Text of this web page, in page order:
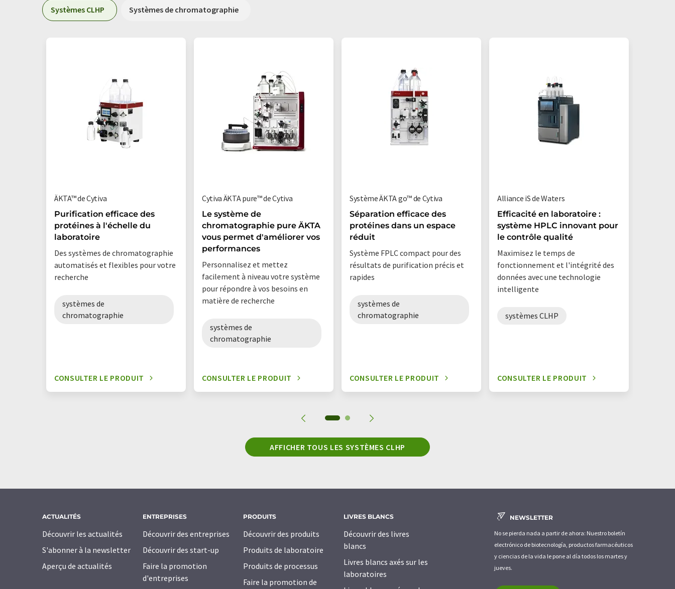
Systèmes CLHP Systèmes de chromatographie
ÄKTA™ de Cytiva
Purification efficace des
protéines à l'échelle du
laboratoire
Des systèmes de chromatographie
automatisés et flexibles pour votre
recherche
systèmes de
chromatographie
CONSULTER LE PRODUIT
Cytiva ÄKTA pure™ de Cytiva
Le système de
chromatographie pure ÄKTA
vous permet d'améliorer vos
performances
Personnalisez et mettez
facilement à niveau votre système
pour répondre à vos besoins en
matière de recherche
systèmes de
chromatographie
CONSULTER LE PRODUIT
Système ÄKTA go™ de Cytiva
Séparation efficace des
protéines dans un espace
réduit
Système FPLC compact pour des
résultats de purification précis et
rapides
systèmes de
chromatographie
CONSULTER LE PRODUIT
Alliance iS de Waters
Efficacité en laboratoire :
système HPLC innovant pour
le contrôle qualité
Maximisez le temps de
fonctionnement et l'intégrité des
données avec une technologie
intelligente
systèmes CLHP
CONSULTER LE PRODUIT
AFFICHER TOUS LES SYSTÈMES CLHP
ACTUALITÉS
Découvrir les actualités
S'abonner à la newsletter
Aperçu de actualités
ENTREPRISES
Découvrir des entreprises
Découvrir des start-up
Faire la promotion
d'entreprises
PRODUITS
Découvrir des produits
Produits de laboratoire
Produits de processus
Faire la promotion de
LIVRES BLANCS
Découvrir des livres
blancs
Livres blancs axés sur les
laboratoires
NEWSLETTER
No se pierda nada a partir de ahora: Nuestro boletín
electrónico de biotecnología, productos farmacéuticos
y ciencias de la vida le pone al día todos los martes y
jueves.